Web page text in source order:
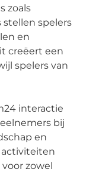
zoals
spelers
en
creëert een
spelers van
interactie
bij
en
activiteiten
zowel